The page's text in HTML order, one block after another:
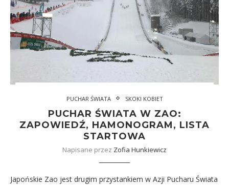
PUCHAR ŚWIATA SKOKI KOBIET
PUCHAR ŚWIATA W ZAO:
ZAPOWIEDŹ, HAMONOGRAM, LISTA
STARTOWA
Napisane przez Zofia Hunkiewicz
Japońskie Zao jest drugim przystankiem w Azji Pucharu Świata